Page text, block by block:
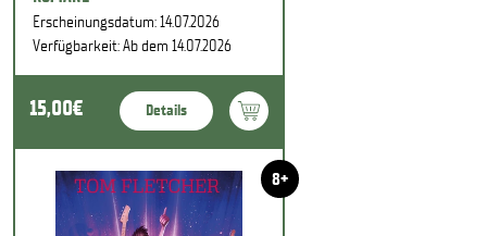
Erscheinungsdatum: 14.07.2026
Verfügbarkeit: Ab dem 14.07.2026
15,00€ Details
8+